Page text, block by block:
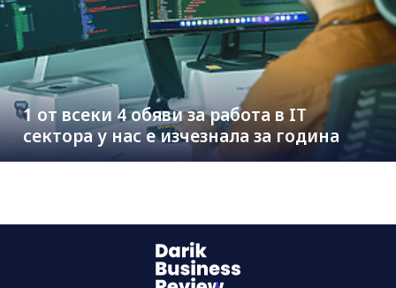
1 от всеки 4 обяви за работа в IT
сектора у нас е изчезнала за година